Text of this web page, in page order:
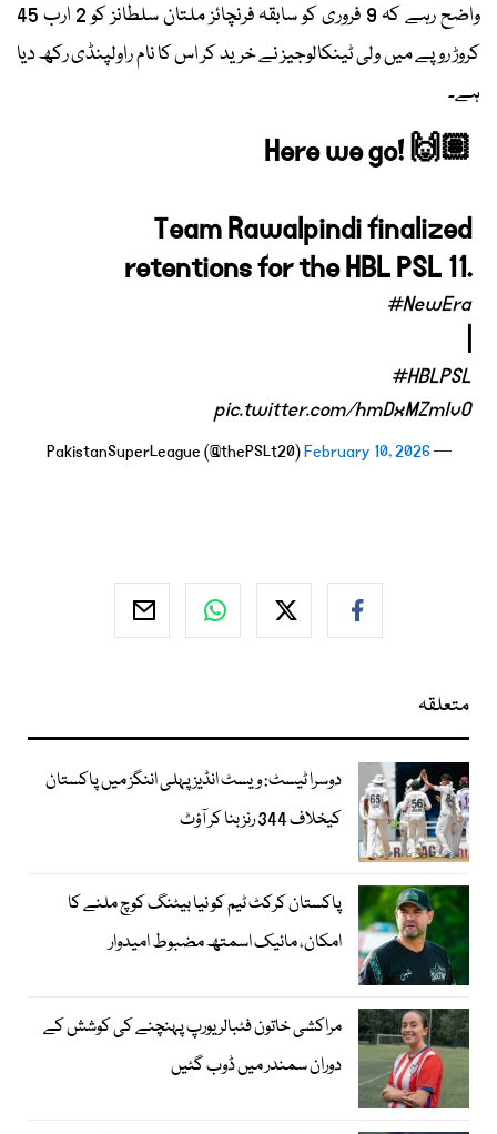
واضح رہے کہ 9 فروری کو سابقہ فرنچائز ملتان سلطانز کو 2 ارب 45
کروڑ روپے میں ولی ٹینکالوجیز نے خرید کر اس کا نام راولپنڈی رکھ دیا
ہے۔
Here we go! 🙌🏽
Team Rawalpindi finalized
retentions for the HBL PSL 11.
#NewEra
#HBLPSL
pic.twitter.com/hmDxMZmlvO
— PakistanSuperLeague (@thePSLt20)
February 10, 2026
متعلقہ
دوسرا ٹیسٹ: ویسٹ انڈیز پہلی اننگز میں پاکستان
کیخلاف 344 رنز بنا کر آؤٹ
پاکستان کرکٹ ٹیم کو نیا بیٹنگ کوچ ملنے کا
امکان، مائیک اسمتھ مضبوط امیدوار
مراکشی خاتون فٹبالر یورپ پہنچنے کی کوشش کے
دوران سمندر میں ڈوب گئیں